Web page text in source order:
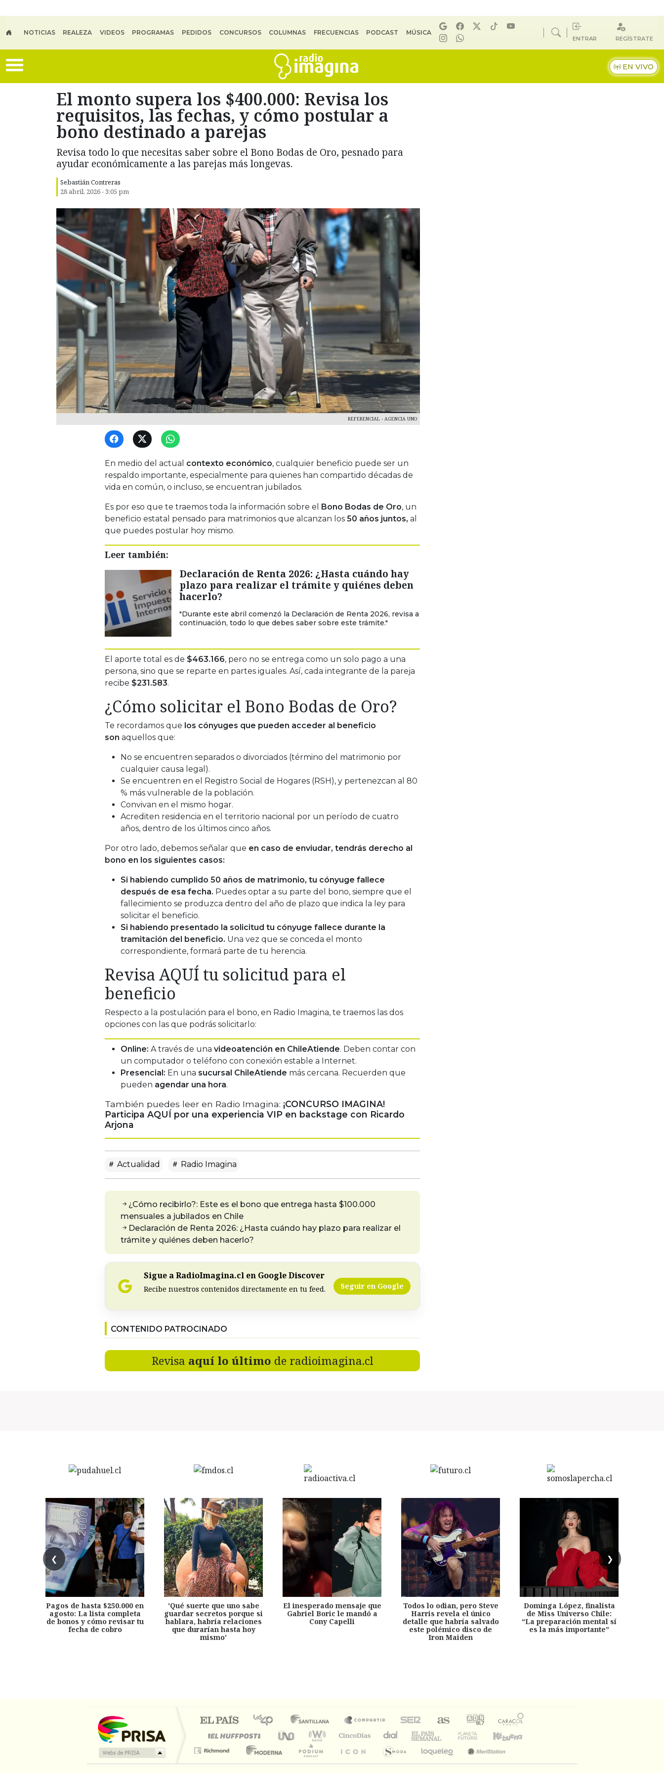
NOTICIAS REALEZA VIDEOS PROGRAMAS PEDIDOS CONCURSOS COLUMNAS FRECUENCIAS PODCAST MÚSICA
ENTRAR REGÍSTRATE
EN VIVO
El monto supera los $400.000: Revisa los
requisitos, las fechas, y cómo postular a
bono destinado a parejas
Revisa todo lo que necesitas saber sobre el Bono Bodas de Oro, pesnado para
ayudar económicamente a las parejas más longevas.
Sebastián Contreras
28 abril, 2026 - 3:05 pm
REFERENCIAL - AGENCIA UNO
En medio del actual contexto económico, cualquier beneficio puede ser un
respaldo importante, especialmente para quienes han compartido décadas de
vida en común, o incluso, se encuentran jubilados.
Es por eso que te traemos toda la información sobre el Bono Bodas de Oro, un
beneficio estatal pensado para matrimonios que alcanzan los 50 años juntos, al
que puedes postular hoy mismo.
Leer también:
Declaración de Renta 2026: ¿Hasta cuándo hay
plazo para realizar el trámite y quiénes deben
hacerlo?
"Durante este abril comenzó la Declaración de Renta 2026, revisa a
continuación, todo lo que debes saber sobre este trámite."
El aporte total es de $463.166, pero no se entrega como un solo pago a una
persona, sino que se reparte en partes iguales. Así, cada integrante de la pareja
recibe $231.583.
¿Cómo solicitar el Bono Bodas de Oro?
Te recordamos que los cónyuges que pueden acceder al beneficio
son aquellos que:
No se encuentren separados o divorciados (término del matrimonio por
cualquier causa legal).
Se encuentren en el Registro Social de Hogares (RSH), y pertenezcan al 80
% más vulnerable de la población.
Convivan en el mismo hogar.
Acrediten residencia en el territorio nacional por un período de cuatro
años, dentro de los últimos cinco años.
Por otro lado, debemos señalar que en caso de enviudar, tendrás derecho al
bono en los siguientes casos:
Si habiendo cumplido 50 años de matrimonio, tu cónyuge fallece
después de esa fecha. Puedes optar a su parte del bono, siempre que el
fallecimiento se produzca dentro del año de plazo que indica la ley para
solicitar el beneficio.
Si habiendo presentado la solicitud tu cónyuge fallece durante la
tramitación del beneficio. Una vez que se conceda el monto
correspondiente, formará parte de tu herencia.
Revisa AQUÍ tu solicitud para el
beneficio
Respecto a la postulación para el bono, en Radio Imagina, te traemos las dos
opciones con las que podrás solicitarlo:
Online: A través de una videoatención en ChileAtiende. Deben contar con
un computador o teléfono con conexión estable a Internet.
Presencial: En una sucursal ChileAtiende más cercana. Recuerden que
pueden agendar una hora.
También puedes leer en Radio Imagina: ¡CONCURSO IMAGINA!
Participa AQUÍ por una experiencia VIP en backstage con Ricardo
Arjona
Actualidad Radio Imagina
¿Cómo recibirlo?: Este es el bono que entrega hasta $100.000
mensuales a jubilados en Chile
Declaración de Renta 2026: ¿Hasta cuándo hay plazo para realizar el
trámite y quiénes deben hacerlo?
Sigue a RadioImagina.cl en Google Discover
Recibe nuestros contenidos directamente en tu feed. Seguir en Google
CONTENIDO PATROCINADO
Revisa aquí lo último de radioimagina.cl
❮ ❯
Pagos de hasta $250.000 en
agosto: La lista completa
de bonos y cómo revisar tu
fecha de cobro
'Qué suerte que uno sabe
guardar secretos porque si
hablara, habría relaciones
que durarían hasta hoy
mismo'
El inesperado mensaje que
Gabriel Boric le mandó a
Cony Capelli
Todos lo odian, pero Steve
Harris revela el único
detalle que habría salvado
este polémico disco de
Iron Maiden
Dominga López, finalista
de Miss Universo Chile:
“La preparación mental sí
es la más importante”